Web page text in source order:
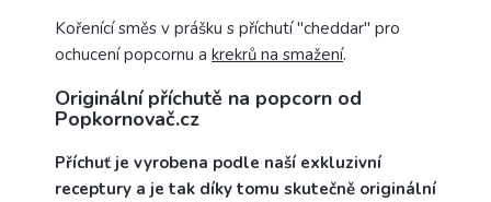
Kořenící směs v prášku s příchutí "cheddar" pro
ochucení popcornu a krekrů na smažení.
Originální příchutě na popcorn od
Popkornovač.cz
Příchuť je vyrobena podle naší exkluzivní
receptury a je tak díky tomu skutečně originální